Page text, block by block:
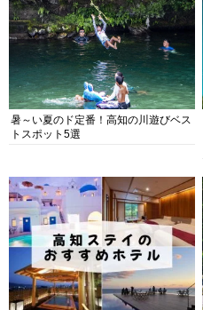
暑～い夏のド定番！高知の川遊びベス
トスポット5選